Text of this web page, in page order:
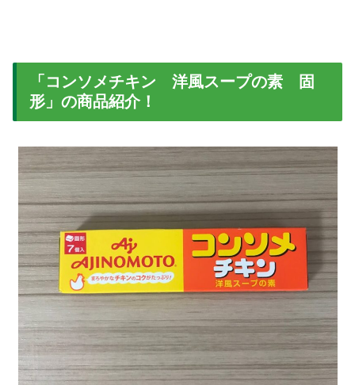
「コンソメチキン 洋風スープの素 固
形」の商品紹介！